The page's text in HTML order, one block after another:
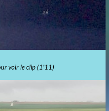
voir le clip (1’11)